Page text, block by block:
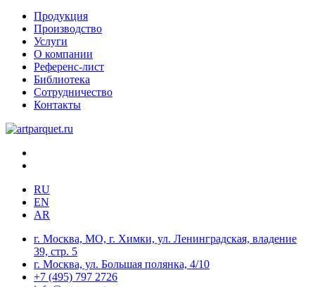
Продукция
Производство
Услуги
О компании
Референс-лист
Библиотека
Сотрудничество
Контакты
RU
EN
AR
г. Москва, МО, г. Химки, ул. Ленинградская, владение
39, стр. 5
г. Москва, ул. Большая полянка, 4/10
+7 (495) 797 2726